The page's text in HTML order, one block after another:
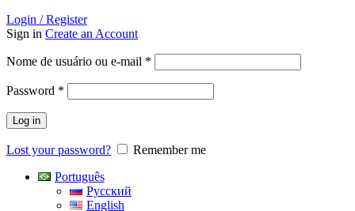
Login / Register
Sign in Create an Account
Nome de usuário ou e-mail *
Password *
Log in
Lost your password?
Remember me
Português
Русский
English